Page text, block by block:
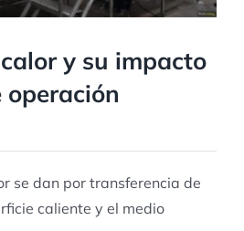
y su impacto
operación
se dan por transferencia de
caliente y el medio